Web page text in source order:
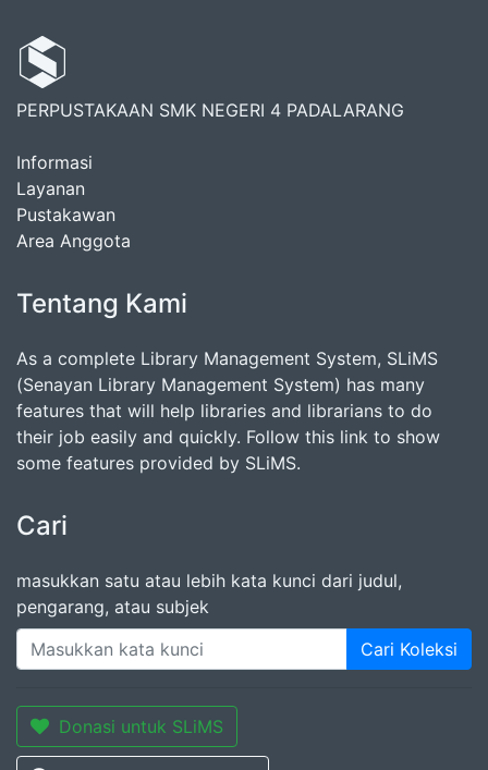
PERPUSTAKAAN SMK NEGERI 4 PADALARANG
Informasi
Layanan
Pustakawan
Area Anggota
Tentang Kami
As a complete Library Management System, SLiMS
(Senayan Library Management System) has many
features that will help libraries and librarians to do
their job easily and quickly. Follow this link to show
some features provided by SLiMS.
Cari
masukkan satu atau lebih kata kunci dari judul,
pengarang, atau subjek
Cari Koleksi
Donasi untuk SLiMS